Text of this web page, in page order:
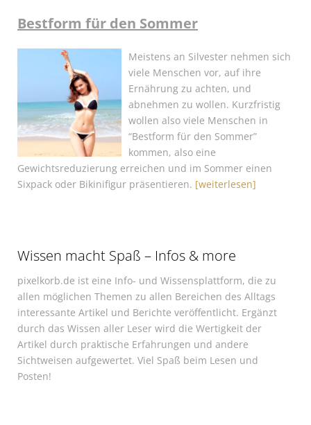
Bestform für den Sommer
Meistens an Silvester nehmen sich
viele Menschen vor, auf ihre
Ernährung zu achten, und
abnehmen zu wollen. Kurzfristig
wollen also viele Menschen in
“Bestform für den Sommer”
kommen, also eine
Gewichtsreduzierung erreichen und im Sommer einen
Sixpack oder Bikinifigur präsentieren. [weiterlesen]
Wissen macht Spaß – Infos & more
pixelkorb.de ist eine Info- und Wissensplattform, die zu
allen möglichen Themen zu allen Bereichen des Alltags
interessante Artikel und Berichte veröffentlicht. Ergänzt
durch das Wissen aller Leser wird die Wertigkeit der
Artikel durch praktische Erfahrungen und andere
Sichtweisen aufgewertet. Viel Spaß beim Lesen und
Posten!